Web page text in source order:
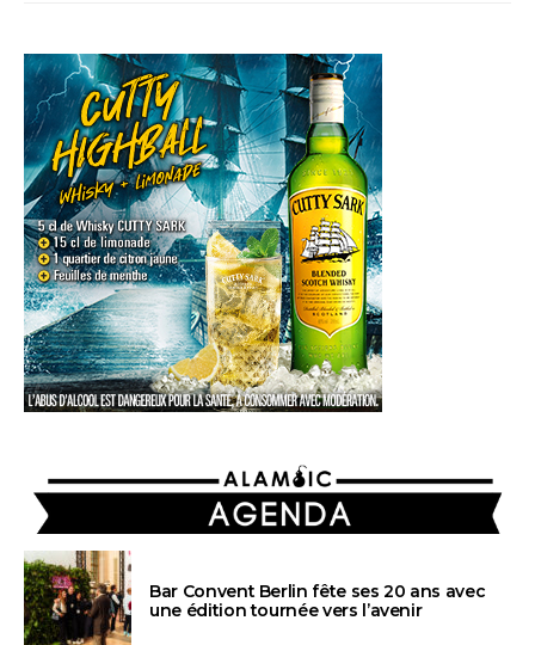
AGENDA
Bar Convent Berlin fête ses 20 ans avec
une édition tournée vers l’avenir